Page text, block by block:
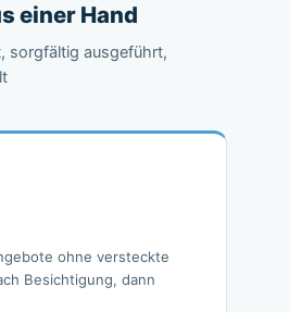
einer Hand
sorgfältig ausgeführt,
ohne versteckte
Besichtigung, dann